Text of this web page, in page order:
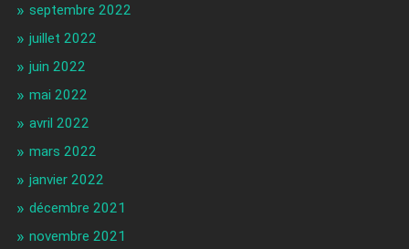
septembre 2022
juillet 2022
juin 2022
mai 2022
avril 2022
mars 2022
janvier 2022
décembre 2021
novembre 2021